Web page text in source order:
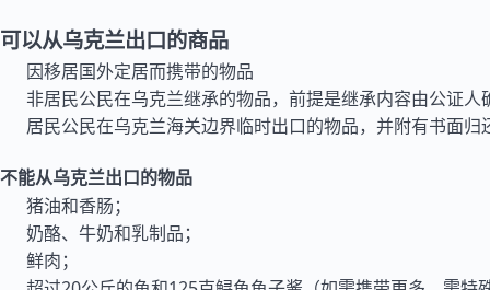
可以从乌克兰出口的商品
因移居国外定居而携带的物品
非居民公民在乌克兰继承的物品，前提是继承内容由公证人
居民公民在乌克兰海关边界临时出口的物品，并附有书面归
不能从乌克兰出口的物品
猪油和香肠；
奶酪、牛奶和乳制品；
鲜肉；